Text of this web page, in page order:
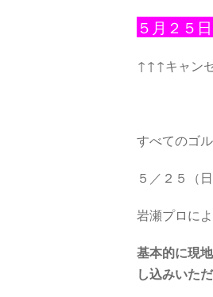
５月２５
↑↑↑キャン
すべてのゴ
５／２５（
岩瀬プロに
基本的に現
し込みいた